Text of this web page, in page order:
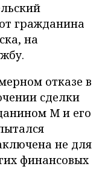
гражданина
на
отказе в
сделки
M и его
не для
финансовых